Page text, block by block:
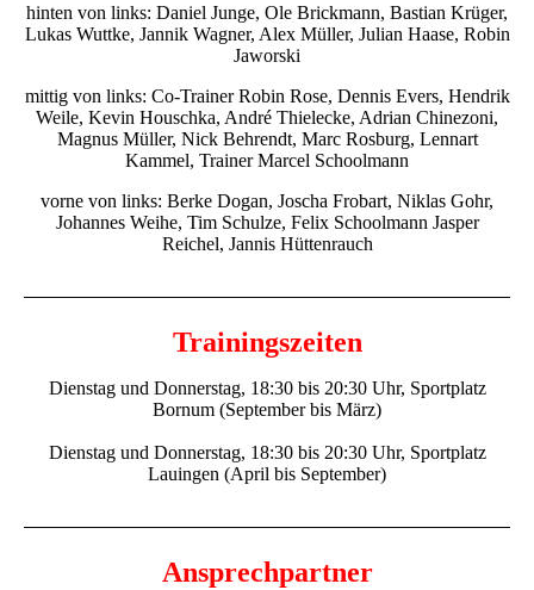
hinten von links: Daniel Junge, Ole Brickmann, Bastian Krüger,
Lukas Wuttke, Jannik Wagner, Alex Müller, Julian Haase, Robin
Jaworski
mittig von links: Co-Trainer Robin Rose, Dennis Evers, Hendrik
Weile, Kevin Houschka, André Thielecke, Adrian Chinezoni,
Magnus Müller, Nick Behrendt, Marc Rosburg, Lennart
Kammel, Trainer Marcel Schoolmann
vorne von links: Berke Dogan, Joscha Frobart, Niklas Gohr,
Johannes Weihe, Tim Schulze, Felix Schoolmann Jasper
Reichel, Jannis Hüttenrauch
Trainingszeiten
Dienstag und Donnerstag, 18:30 bis 20:30 Uhr, Sportplatz
Bornum (September bis März)
Dienstag und Donnerstag, 18:30 bis 20:30 Uhr, Sportplatz
Lauingen (April bis September)
Ansprechpartner